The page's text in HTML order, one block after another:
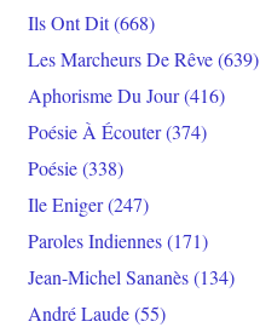
Ils Ont Dit(668)
Les Marcheurs De Rêve(639)
Aphorisme Du Jour(416)
Poésie À Écouter(374)
Poésie(338)
Ile Eniger(247)
Paroles Indiennes(171)
Jean-Michel Sananès(134)
André Laude(55)